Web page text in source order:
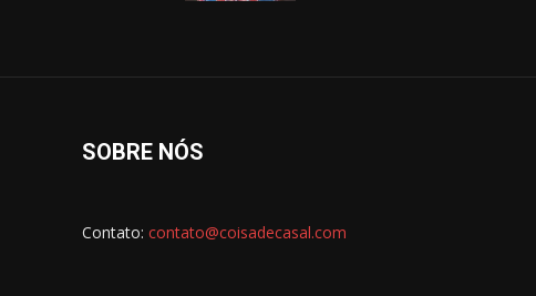
SOBRE NÓS
Contato: contato@coisadecasal.com